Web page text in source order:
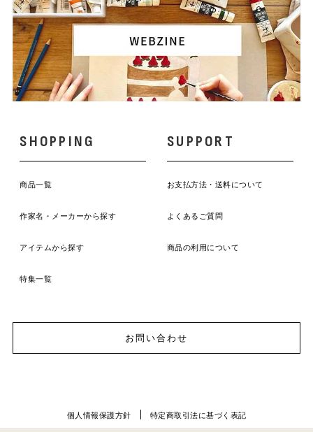
SHOPPING
商品一覧
作家名・メーカーから探す
アイテムから探す
特集一覧
SUPPORT
お支払方法・送料について
よくあるご質問
商品の利用について
お問い合わせ
個人情報保護方針 特定商取引法に基づく表記